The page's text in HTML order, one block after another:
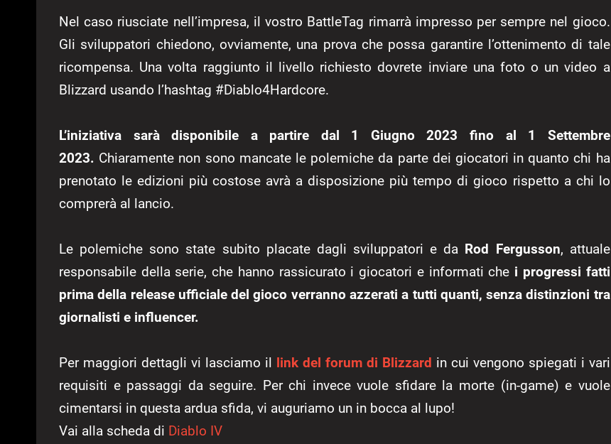
Nel caso riusciate nell’impresa, il vostro BattleTag rimarrà impresso per sempre nel gioco.
Gli sviluppatori chiedono, ovviamente, una prova che possa garantire l’ottenimento di tale
ricompensa. Una volta raggiunto il livello richiesto dovrete inviare una foto o un video a
Blizzard usando l’hashtag #Diablo4Hardcore.
L’iniziativa sarà disponibile a partire dal 1 Giugno 2023 fino al 1 Settembre
2023. Chiaramente non sono mancate le polemiche da parte dei giocatori in quanto chi ha
prenotato le edizioni più costose avrà a disposizione più tempo di gioco rispetto a chi lo
comprerà al lancio.
Le polemiche sono state subito placate dagli sviluppatori e da Rod Fergusson, attuale
responsabile della serie, che hanno rassicurato i giocatori e informati che i progressi fatti
prima della release ufficiale del gioco verranno azzerati a tutti quanti, senza distinzioni tra
giornalisti e influencer.
Per maggiori dettagli vi lasciamo il link del forum di Blizzard in cui vengono spiegati i vari
requisiti e passaggi da seguire. Per chi invece vuole sfidare la morte (in-game) e vuole
cimentarsi in questa ardua sfida, vi auguriamo un in bocca al lupo!
Vai alla scheda di Diablo IV